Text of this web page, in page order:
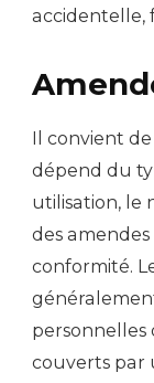
accidentelle,
Il convient
dépend du
utilisation, le
des
conformité.
personnelles
couverts par